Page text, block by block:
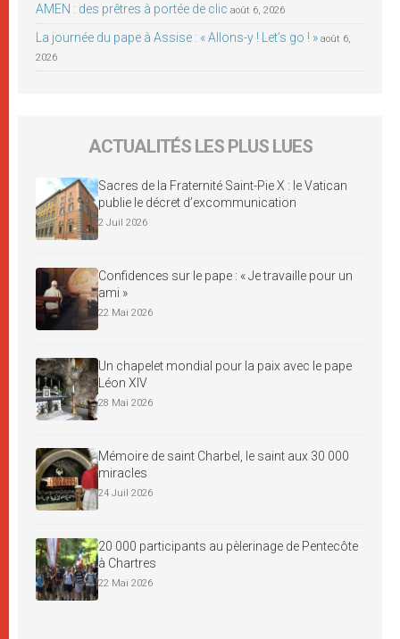
AMEN : des prêtres à portée de clic août 6, 2026
La journée du pape à Assise : « Allons-y ! Let’s go ! » août 6,
2026
ACTUALITÉS LES PLUS LUES
Sacres de la Fraternité Saint-Pie X : le Vatican
publie le décret d’excommunication
2 Juil 2026
Confidences sur le pape : « Je travaille pour un
ami »
22 Mai 2026
Un chapelet mondial pour la paix avec le pape
Léon XIV
28 Mai 2026
Mémoire de saint Charbel, le saint aux 30 000
miracles
24 Juil 2026
20 000 participants au pèlerinage de Pentecôte
à Chartres
22 Mai 2026